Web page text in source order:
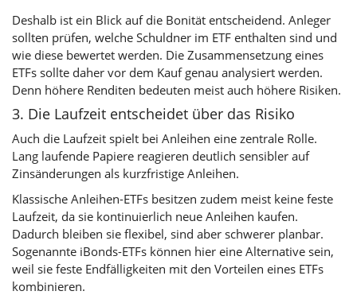
Deshalb ist ein Blick auf die Bonität entscheidend. Anleger
sollten prüfen, welche Schuldner im ETF enthalten sind und
wie diese bewertet werden. Die Zusammensetzung eines
ETFs sollte daher vor dem Kauf genau analysiert werden.
Denn höhere Renditen bedeuten meist auch höhere Risiken.
3. Die Laufzeit entscheidet über das Risiko
Auch die Laufzeit spielt bei Anleihen eine zentrale Rolle.
Lang laufende Papiere reagieren deutlich sensibler auf
Zinsänderungen als kurzfristige Anleihen.
Klassische Anleihen-ETFs besitzen zudem meist keine feste
Laufzeit, da sie kontinuierlich neue Anleihen kaufen.
Dadurch bleiben sie flexibel, sind aber schwerer planbar.
Sogenannte iBonds-ETFs können hier eine Alternative sein,
weil sie feste Endfälligkeiten mit den Vorteilen eines ETFs
kombinieren.